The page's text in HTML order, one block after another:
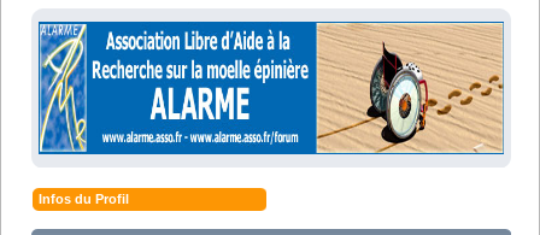
Infos du Profil